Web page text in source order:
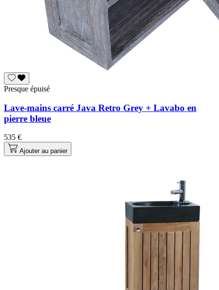
Presque épuisé
Lave-mains carré Java Retro Grey + Lavabo en
pierre bleue
535 €
Ajouter au panier